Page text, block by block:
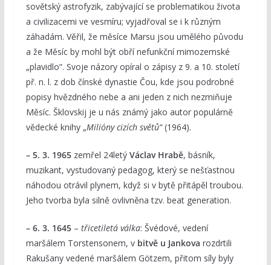
sovětský astrofyzik, zabývající se problematikou života
a civilizacemi ve vesmíru; vyjadřoval se i k různým
záhadám. Věřil, že měsíce Marsu jsou umělého původu
a že Měsíc by mohl být obří nefunkční mimozemské
„plavidlo”. Svoje názory opíral o zápisy z 9. a 10. století
př. n. l. z dob čínské dynastie Čou, kde jsou podrobné
popisy hvězdného nebe a ani jeden z nich nezmiňuje
Měsíc. Šklovskij je u nás známý jako autor populárně
vědecké knihy „Milióny cizích světů“(1964).
– 5. 3. 1965 zemřel 24letý Václav Hrabě, básník,
muzikant, vystudovaný pedagog, který se nešťastnou
náhodou otrávil plynem, když si v bytě přitápěl troubou.
Jeho tvorba byla silně ovlivněna tzv. beat generation.
– 6. 3. 1645– třicetiletá válka: Švédové, vedení
maršálem Torstensonem, v bitvě u Jankova rozdrtili
Rakušany vedené maršálem Götzem, přitom síly byly